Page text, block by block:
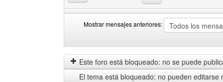
Mostrar mensajes anteriores:
mensajes
anteriores
by
Este foro está bloqueado: no se puede
El tema está bloqueado: no pueden editarse